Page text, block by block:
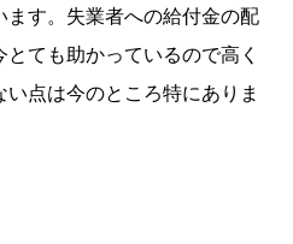
す。失業者への給付金の配
ても助かっているので高く
点は今のところ特にありま